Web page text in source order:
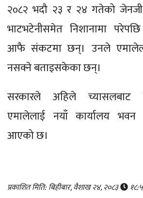
२०८२ भदौ २३ र २४ गतेको
भाटभटेनीसमेत निशानामा
आफै संकटमा छन्। उनले
नसक्ने बताइसकेका छन्।
सरकारले अहिले च्यासलबाट
एमालेलाई नयाँ कार्यालय भवन
आएको छ।
प्रकाशित मिति: बिहीबार, वैशाख २४, २०८३